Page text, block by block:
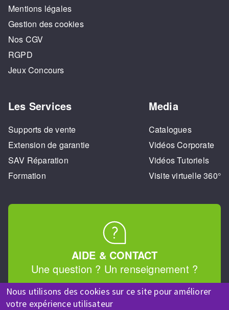
Nous utilisons des cookies sur ce site pour améliorer
votre expérience utilisateur
Mentions légales
Gestion des cookies
Nos CGV
RGPD
Jeux Concours
Les Services
Supports de vente
Extension de garantie
SAV Réparation
Formation
Media
Catalogues
Vidéos Corporate
Vidéos Tutoriels
Visite virtuelle 360°
AIDE & CONTACT
Une question ? Un renseignement ?
Contactez-nous